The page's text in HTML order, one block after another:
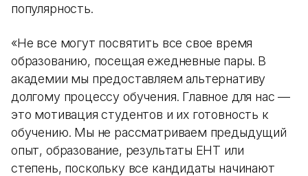
популярность.
«Не все могут посвятить все свое время
образованию, посещая ежедневные пары. В
академии мы предоставляем альтернативу
долгому процессу обучения. Главное для нас —
это мотивация студентов и их готовность к
обучению. Мы не рассматриваем предыдущий
опыт, образование, результаты ЕНТ или
степень, поскольку все кандидаты начинают